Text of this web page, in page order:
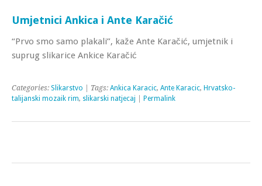
Umjetnici Ankica i Ante Karačić
“Prvo smo samo plakali”, kaže Ante Karačić, umjetnik i
suprug slikarice Ankice Karačić
Categories: Slikarstvo | Tags: Ankica Karacic, Ante Karacic, Hrvatsko-
talijanski mozaik rim, slikarski natjecaj Permalink